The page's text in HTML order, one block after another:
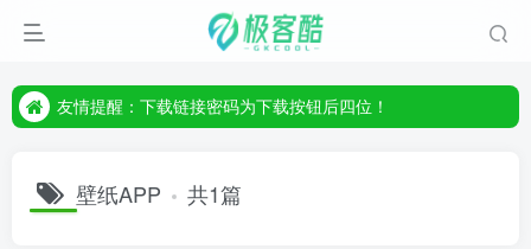
友情提醒：下载链接密码为下载按钮后四位！
友情提醒：下载链接密码为下载按钮后四位！
壁纸APP 共1篇